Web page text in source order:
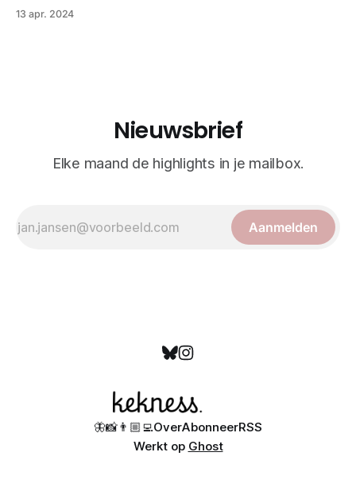
de wereld overgegaan aan de hand van nationale wapens.
13 apr. 2024
Nieuwsbrief
Elke maand de highlights in je mailbox.
Aanmelden
🦋📸👨🏼‍💻OverAbonneerRSS
Werkt op Ghost